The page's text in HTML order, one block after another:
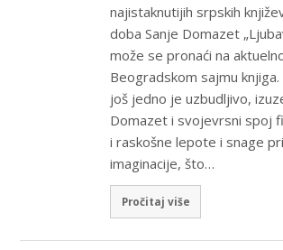
najistaknutijih srpskih
doba Sanje Domazet
može se pronaći na
Beogradskom sajmu
još jedno je uzbudljivo,
Domazet i svojevrsni spoj
i raskošne lepote i snage
imaginacije, što…
Pročitaj više